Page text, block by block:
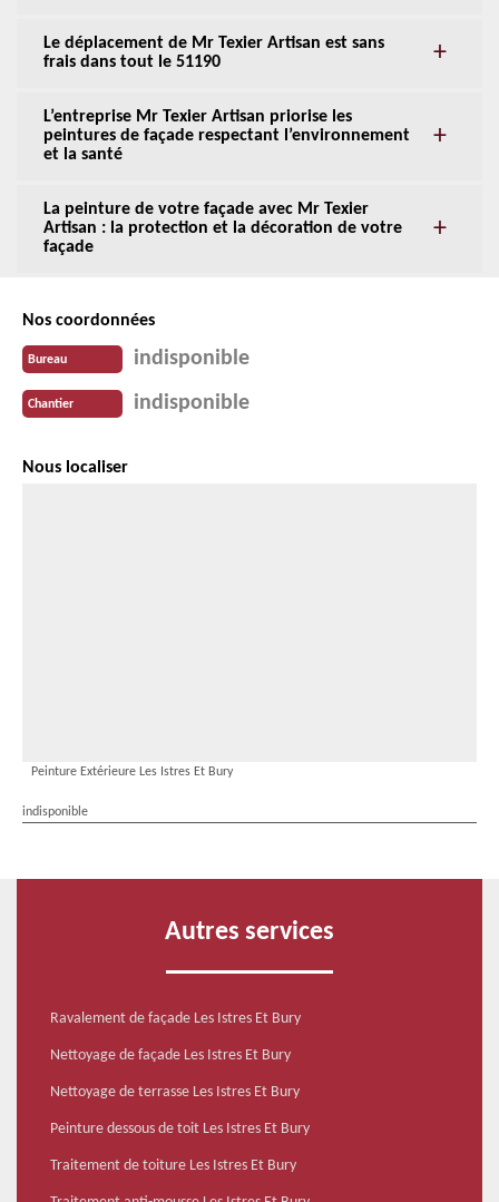
Le déplacement de Mr Texier Artisan est sans
frais dans tout le 51190
L’entreprise Mr Texier Artisan priorise les
peintures de façade respectant l’environnement
et la santé
La peinture de votre façade avec Mr Texier
Artisan : la protection et la décoration de votre
façade
Nos coordonnées
Bureau indisponible
Chantier indisponible
Nous localiser
Peinture Extérieure Les Istres Et Bury
indisponible
Autres services
Ravalement de façade Les Istres Et Bury
Nettoyage de façade Les Istres Et Bury
Nettoyage de terrasse Les Istres Et Bury
Peinture dessous de toit Les Istres Et Bury
Traitement de toiture Les Istres Et Bury